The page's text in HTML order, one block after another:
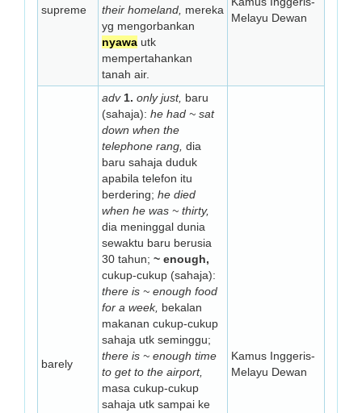
supreme their homeland, mereka
yg mengorbankan
nyawa utk
mempertahankan
tanah air.
Melayu Dewan
barely
adv 1. only just, baru
(sahaja): he had ~ sat
down when the
telephone rang, dia
baru sahaja duduk
apabila telefon itu
berdering; he died
when he was ~ thirty,
dia meninggal dunia
sewaktu baru berusia
30 tahun; ~ enough,
cukup-cukup (sahaja):
there is ~ enough food
for a week, bekalan
makanan cukup-cukup
sahaja utk seminggu;
there is ~ enough time
to get to the airport,
masa cukup-cukup
sahaja utk sampai ke
Kamus Inggeris-
Melayu Dewan